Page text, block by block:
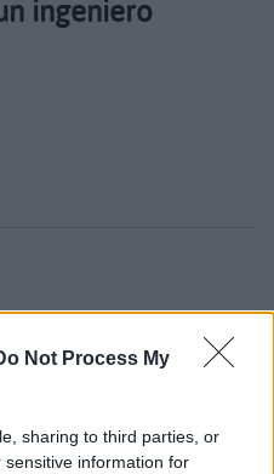
Not Process My
sharing to third parties, or
information for
ingeniero